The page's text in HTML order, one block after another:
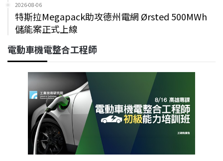
2026-08-06
特斯拉Megapack助攻德州電網 Ørsted 500MWh
儲能案正式上線
電動車機電整合工程師